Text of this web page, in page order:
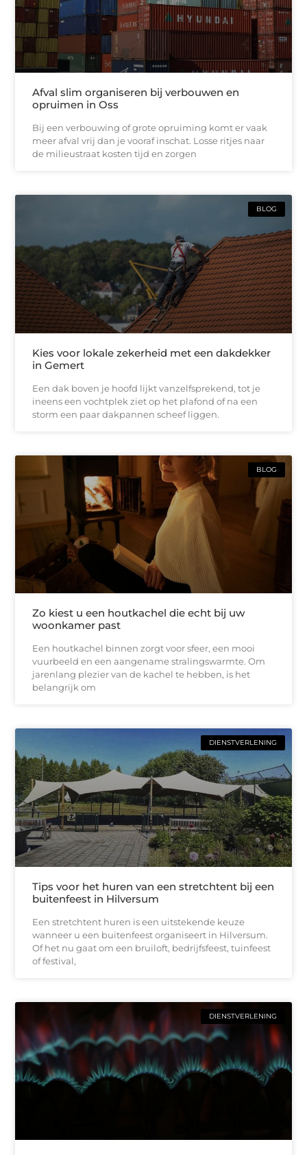
Afval slim organiseren bij verbouwen en
opruimen in Oss
Bij een verbouwing of grote opruiming komt er vaak
meer afval vrij dan je vooraf inschat. Losse ritjes naar
de milieustraat kosten tijd en zorgen
BLOG
Kies voor lokale zekerheid met een dakdekker
in Gemert
Een dak boven je hoofd lijkt vanzelfsprekend, tot je
ineens een vochtplek ziet op het plafond of na een
storm een paar dakpannen scheef liggen.
BLOG
Zo kiest u een houtkachel die echt bij uw
woonkamer past
Een houtkachel binnen zorgt voor sfeer, een mooi
vuurbeeld en een aangename stralingswarmte. Om
jarenlang plezier van de kachel te hebben, is het
belangrijk om
DIENSTVERLENING
Tips voor het huren van een stretchtent bij een
buitenfeest in Hilversum
Een stretchtent huren is een uitstekende keuze
wanneer u een buitenfeest organiseert in Hilversum.
Of het nu gaat om een bruiloft, bedrijfsfeest, tuinfeest
of festival,
DIENSTVERLENING